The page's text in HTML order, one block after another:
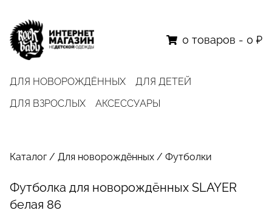
ДЛЯ НОВОРОЖДЁННЫХ
ДЛЯ ДЕТЕЙ
ДЛЯ ВЗРОСЛЫХ
АКСЕССУАРЫ
0 товаров - 0 ₽
Каталог/ Для новорождённых / Футболки
Футболка для новорождённых SLAYER
белая 86